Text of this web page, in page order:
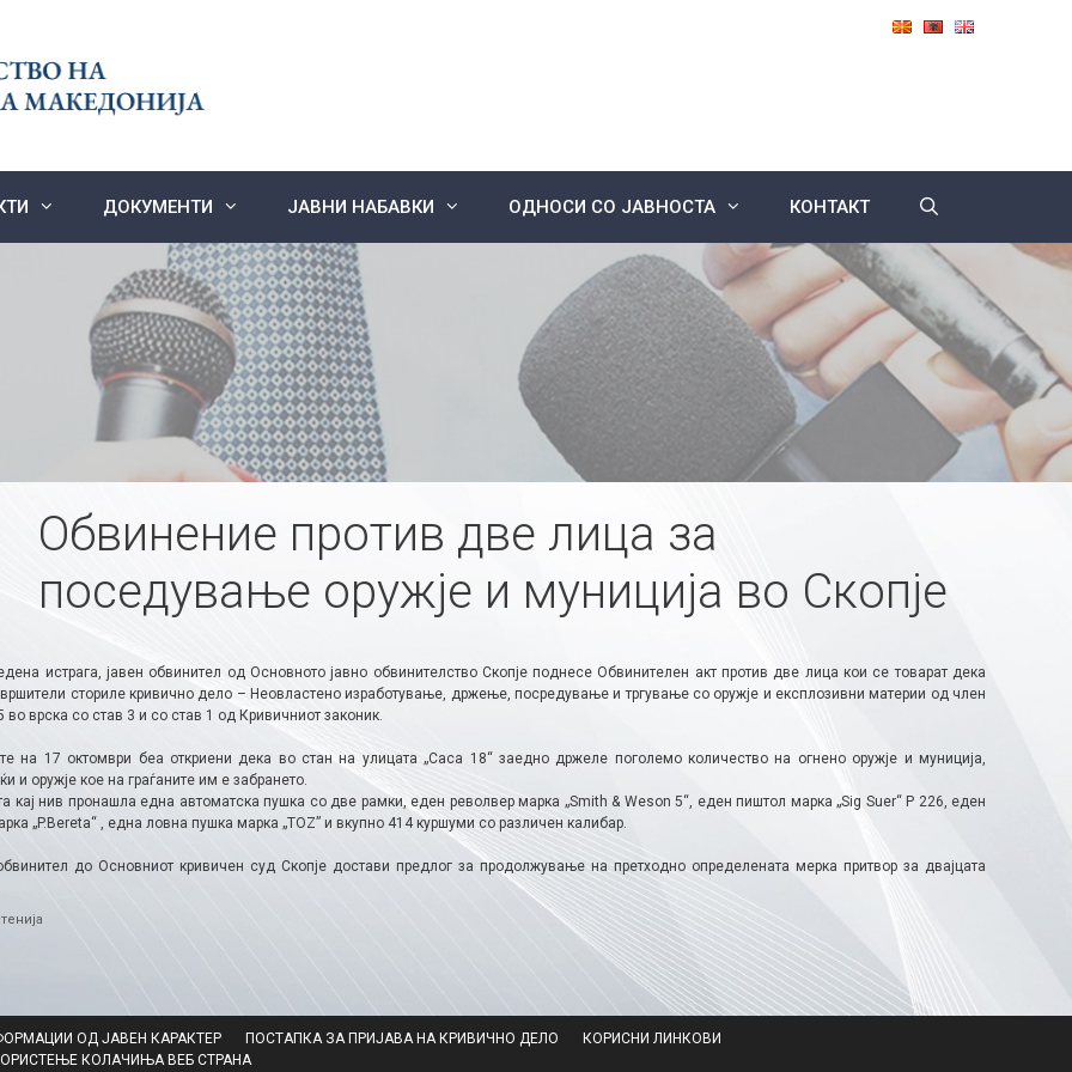
ДОКУМЕНТИ ЈАВНИ НАБАВКИ ОДНОСИ СО ЈАВНОСТА КОНТАКТ
Обвинение против две лица за
поседување оружје и муниција во Скопје
истрага, јавен обвинител од Основното јавно обвинителство Скопје поднесе Обвинителен акт против две лица кои се товарат дека
сториле кривично дело – Неовластено изработување, држење, посредување и тргување со оружје и експлозивни материи од член
во врска со став 3 и со став 1 од Кривичниот законик.
на 17 октомври беа откриени дека во стан на улицата „Саса 18“ заедно држеле поголемо количество на огнено оружје и муниција,
и оружје кое на граѓаните им е забрането.
кај нив пронашла една автоматска пушка со две рамки, еден револвер марка „Smith & Weson 5“, еден пиштол марка „Sig Suer“ P 226, еден
„P.Bereta“ , една ловна пушка марка „ТОZ” и вкупно 414 куршуми со различен калибар.
до Основниот кривичен суд Скопје достави предлог за продолжување на претходно определената мерка притвор за двајцата
ОД ЈАВЕН КАРАКТЕР ПОСТАПКА ЗА ПРИЈАВА НА КРИВИЧНО ДЕЛО
КОРИСНИ ЛИНКОВИ
КОЛАЧИЊА ВЕБ СТРАНА